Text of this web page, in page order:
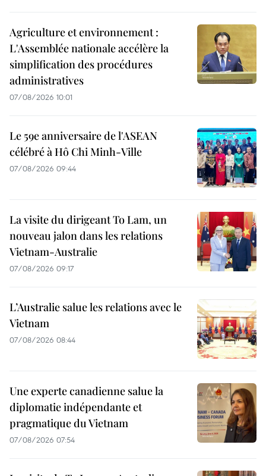
Agriculture et environnement :
L'Assemblée nationale accélère la
simplification des procédures
administratives
07/08/2026 10:01
Le 59e anniversaire de l'ASEAN
célébré à Hô Chi Minh-Ville
07/08/2026 09:44
La visite du dirigeant To Lam, un
nouveau jalon dans les relations
Vietnam-Australie
07/08/2026 09:17
L’Australie salue les relations avec le
Vietnam
07/08/2026 08:44
Une experte canadienne salue la
diplomatie indépendante et
pragmatique du Vietnam
07/08/2026 07:54